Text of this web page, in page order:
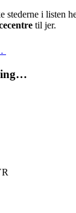
stederne i listen
til jer.